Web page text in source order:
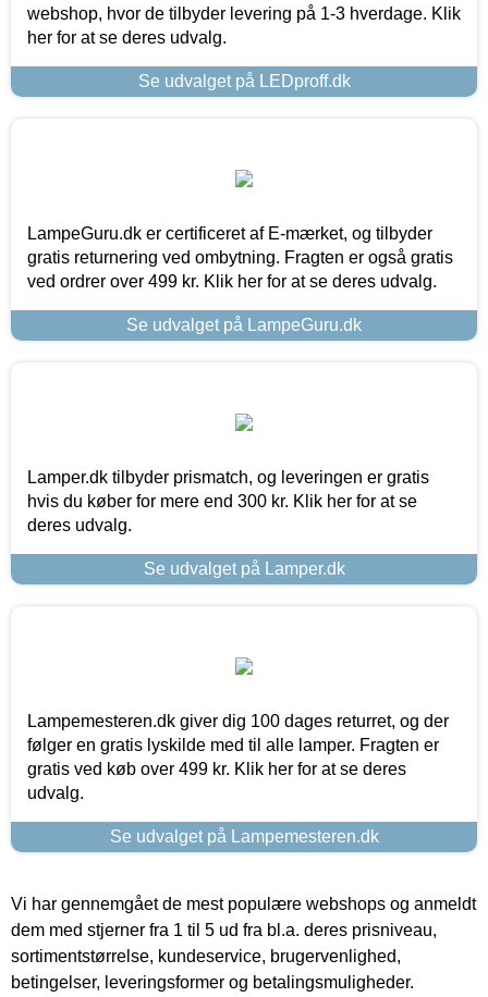
webshop, hvor de tilbyder levering på 1-3 hverdage. Klik
her for at se deres udvalg.
Se udvalget på LEDproff.dk
LampeGuru.dk er certificeret af E-mærket, og tilbyder
gratis returnering ved ombytning. Fragten er også gratis
ved ordrer over 499 kr. Klik her for at se deres udvalg.
Se udvalget på LampeGuru.dk
Lamper.dk tilbyder prismatch, og leveringen er gratis
hvis du køber for mere end 300 kr. Klik her for at se
deres udvalg.
Se udvalget på Lamper.dk
Lampemesteren.dk giver dig 100 dages returret, og der
følger en gratis lyskilde med til alle lamper. Fragten er
gratis ved køb over 499 kr. Klik her for at se deres
udvalg.
Se udvalget på Lampemesteren.dk
Vi har gennemgået de mest populære webshops og anmeldt
dem med stjerner fra 1 til 5 ud fra bl.a. deres prisniveau,
sortimentstørrelse, kundeservice, brugervenlighed,
betingelser, leveringsformer og betalingsmuligheder.